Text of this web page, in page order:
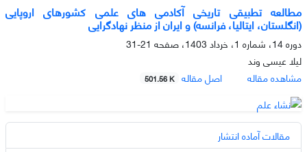
مطالعه تطبیقی تاریخی آکادمی های علمی کشورهای اروپایی
(انگلستان، ایتالیا، فرانسه) و ایران از منظر نهادگرایی
دوره 14، شماره 1، خرداد 1403، صفحه
21-31
لیلا عیسی وند
مشاهده مقاله
اصل مقاله 501.56 K
مقالات آماده انتشار